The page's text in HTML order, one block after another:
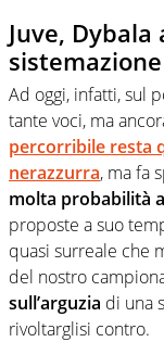
Juve,
sistemazione
Ad oggi, infatti, sul
tante voci, ma
percorribile resta
nerazzurra, ma fa
molta probabilità
proposte a suo
quasi surreale che
del nostro
sull’arguzia di una
rivoltarglisi contro.